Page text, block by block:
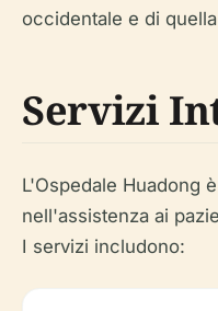
occidentale e di
Servizi
L'Ospedale Huadong
nell'assistenza ai
I servizi includono: